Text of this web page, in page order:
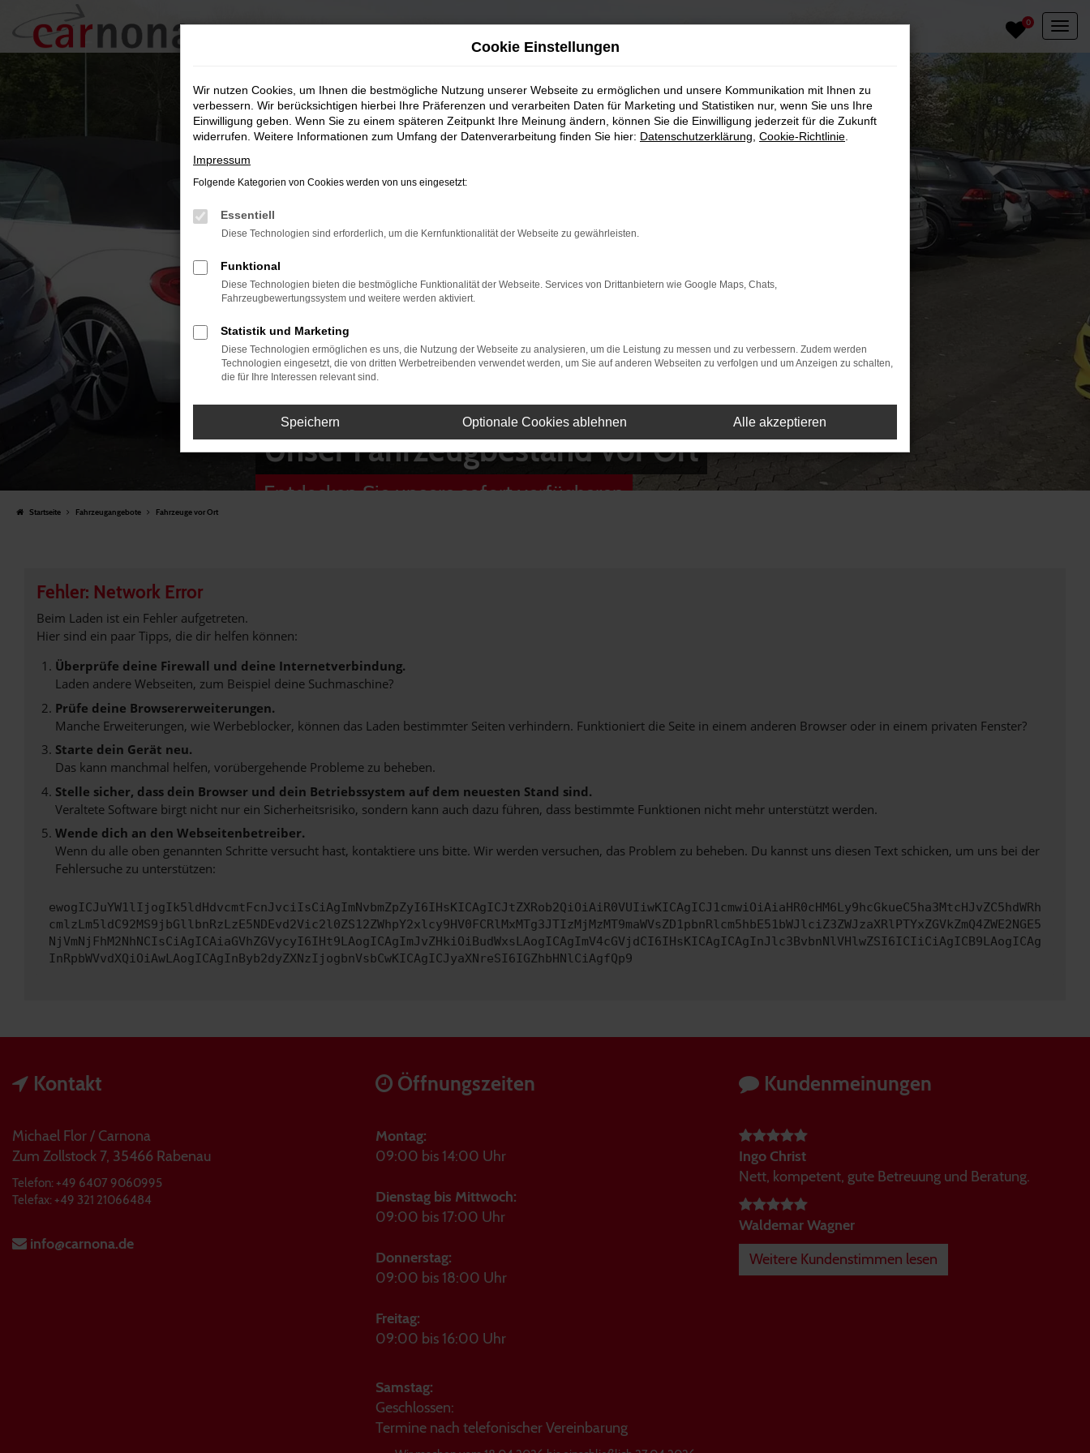
Zum
Hauptinhalt
springen
0
Unser Fahrzeugbestand vor Ort
Entdecken Sie unsere sofort verfügbaren
Startseite Fahrzeugangebote Fahrzeuge vor Ort
Fehler: Network Error
Beim Laden ist ein Fehler aufgetreten.
Hier sind ein paar Tipps, die dir helfen können:
Überprüfe deine Firewall und deine Internetverbindung.
Laden andere Webseiten, zum Beispiel deine Suchmaschine?
Prüfe deine Browsererweiterungen.
Manche Erweiterungen, wie Werbeblocker, können das Laden bestimmter Seiten verhindern. Funktioniert die Seite in einem anderen Browser oder in einem privaten Fenster?
Starte dein Gerät neu.
Das kann manchmal helfen, vorübergehende Probleme zu beheben.
Stelle sicher, dass dein Browser und dein Betriebssystem auf dem neuesten Stand sind.
Veraltete Software birgt nicht nur ein Sicherheitsrisiko, sondern kann auch dazu führen, dass bestimmte Funktionen nicht mehr unterstützt werden.
Wende dich an den Webseitenbetreiber.
Wenn du alle oben genannten Schritte versucht hast, kontaktiere uns bitte. Wir werden versuchen, das Problem zu beheben. Du kannst uns diesen Text schicken, um uns bei der
Fehlersuche zu unterstützen:
ewogICJuYW1lIjogIk5ldHdvcmtFcnJvciIsCiAgImNvbmZpZyI6IHsKICAgICJtZXRob2QiOiAiR0VUIiwKICAgICJ1cmwiOiAiaHR0cHM6Ly9hcGkueC5ha3MtcHJvZC5hdWRh
cmlzLm5ldC92MS9jbGllbnRzLzE5NDEvd2Vic2l0ZS12ZWhpY2xlcy9HV0FCRlMxMTg3JTIzMjMzMT9maWVsZD1pbnRlcm5hbE51bWJlciZ3ZWJzaXRlPTYxZGVkZmQ4ZWE2NGE5
NjVmNjFhM2NhNCIsCiAgICAiaGVhZGVycyI6IHt9LAogICAgImJvZHkiOiBudWxsLAogICAgImV4cGVjdCI6IHsKICAgICAgInJlc3BvbnNlVHlwZSI6ICIiCiAgICB9LAogICAg
InRpbWVvdXQiOiAwLAogICAgInByb2dyZXNzIjogbnVsbCwKICAgICJyaXNreSI6IGZhbHNlCiAgfQp9
Kontakt
Michael Flor / Carnona
Zum Zollstock 7, 35466 Rabenau
Telefon: +49 6407 9060995
Telefax: +49 321 21066484
info@carnona.de
Öffnungszeiten
Montag:
09:00 bis 14:00 Uhr
Dienstag bis Mittwoch:
09:00 bis 17:00 Uhr
Donnerstag:
09:00 bis 18:00 Uhr
Freitag:
09:00 bis 16:00 Uhr
Samstag:
Geschlossen:
Termine nach telefonischer Vereinbarung
Kundenmeinungen
Ingo Christ
Nett, kompetent, gute Betreuung und Beratung.
Waldemar Wagner
Weitere Kundenstimmen lesen
Cookie Einstellungen
Wir nutzen Cookies, um Ihnen die bestmögliche Nutzung unserer Webseite zu ermöglichen und unsere Kommunikation mit Ihnen zu
verbessern. Wir berücksichtigen hierbei Ihre Präferenzen und verarbeiten Daten für Marketing und Statistiken nur, wenn Sie uns Ihre
Einwilligung geben. Wenn Sie zu einem späteren Zeitpunkt Ihre Meinung ändern, können Sie die Einwilligung jederzeit für die Zukunft
widerrufen. Weitere Informationen zum Umfang der Datenverarbeitung finden Sie hier: Datenschutzerklärung Cookie-Richtlinie
Impressum
Folgende Kategorien von Cookies werden von uns eingesetzt:
Essentiell
Diese Technologien sind erforderlich, um die Kernfunktionalität der Webseite zu gewährleisten.
Funktional
Diese Technologien bieten die bestmögliche Funktionalität der Webseite. Services von Drittanbietern wie Google Maps, Chats,
Fahrzeugbewertungssystem und weitere werden aktiviert.
Statistik und Marketing
Diese Technologien ermöglichen es uns, die Nutzung der Webseite zu analysieren, um die Leistung zu messen und zu verbessern. Zudem werden
Technologien eingesetzt, die von dritten Werbetreibenden verwendet werden, um Sie auf anderen Webseiten zu verfolgen und um Anzeigen zu schalten,
die für Ihre Interessen relevant sind.
Speichern Optionale Cookies ablehnen Alle akzeptieren